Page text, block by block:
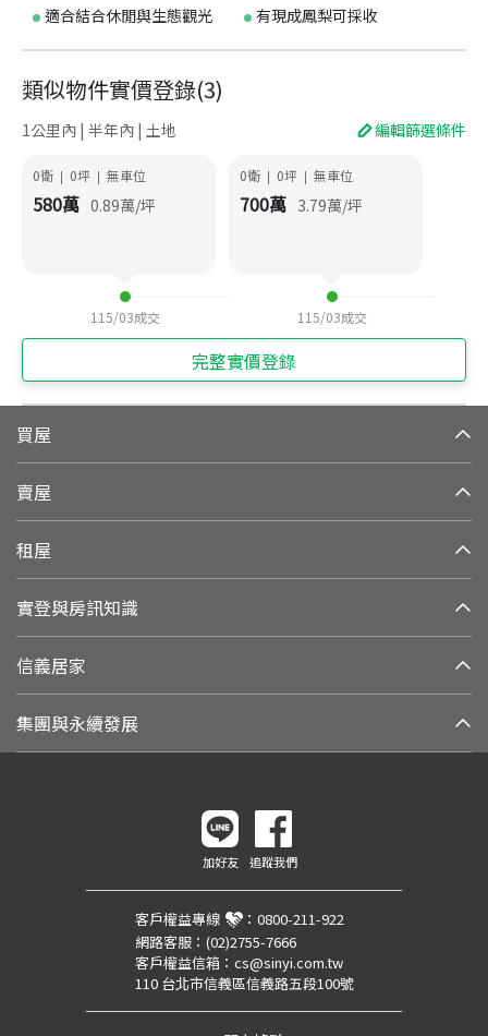
適合結合休閒與生態觀光 有現成鳳梨可採收
類似物件實價登錄(3)
1公里內 | 半年內 | 土地 編輯篩選條件
0衛 | 0坪 | 無車位
580萬 0.89萬/坪
115/03成交
0衛 | 0坪 | 無車位
700萬 3.79萬/坪
115/03成交
完整實價登錄
買屋
賣屋
租屋
實登與房訊知識
信義居家
集團與永續發展
加好友 追蹤我們
客戶權益專線 ： 0800-211-922
網路客服： (02)2755-7666
客戶權益信箱： cs@sinyi.com.tw
110 台北市信義區信義路五段100號